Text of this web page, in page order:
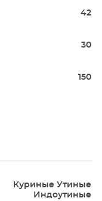
42
30
150
Куриные Утиные
Индоутиные